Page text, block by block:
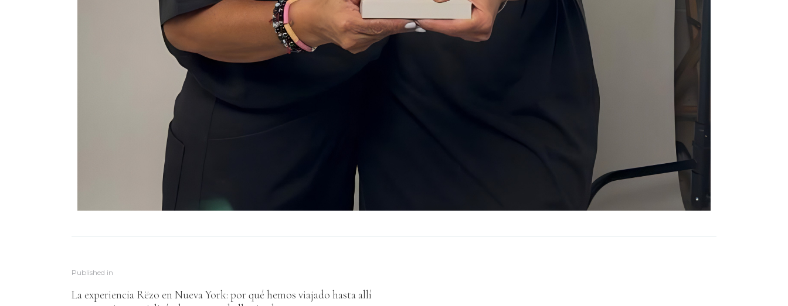
Published in
La experiencia Rëzo en Nueva York: por qué hemos viajado hasta allí